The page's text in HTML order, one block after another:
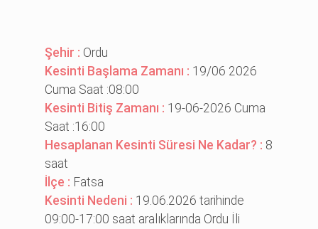
Şehir : Ordu
Kesinti Başlama Zamanı : 19/06 2026
Cuma Saat :08:00
Kesinti Bitiş Zamanı : 19-06-2026 Cuma
Saat :16:00
Hesaplanan Kesinti Süresi Ne Kadar? : 8
saat
İlçe : Fatsa
Kesinti Nedeni : 19.06.2026 tarihinde
09:00-17:00 saat aralıklarında Ordu İli